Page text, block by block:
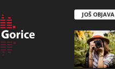
JOŠ OBJAVA